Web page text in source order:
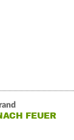
FEUER